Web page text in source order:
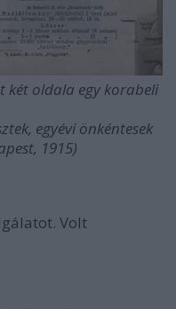
két oldala egy korabeli
egyévi önkéntesek
1915)
Volt